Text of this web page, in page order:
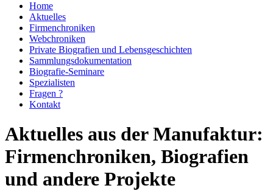
Home
Aktuelles
Firmenchroniken
Webchroniken
Private Biografien und Lebensgeschichten
Sammlungsdokumentation
Biografie-Seminare
Spezialisten
Fragen ?
Kontakt
Aktuelles aus der Manufaktur:
Firmenchroniken, Biografien
und andere Projekte